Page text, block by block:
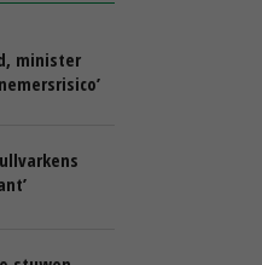
minister